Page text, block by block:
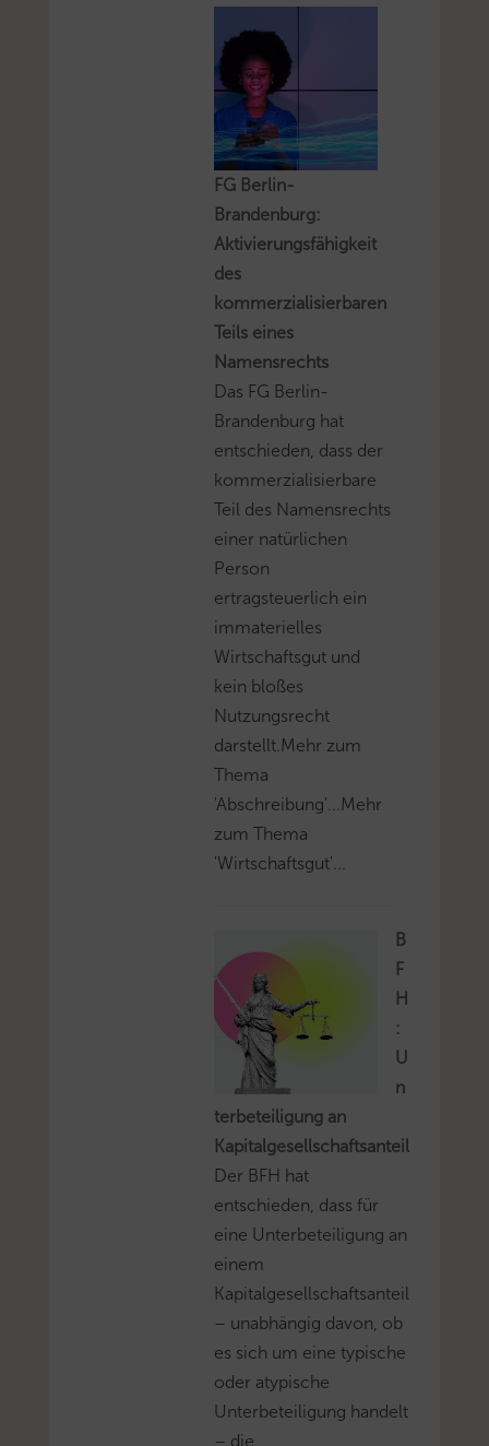
FG Berlin-
Brandenburg:
Aktivierungsfähigkeit
des
kommerzialisierbaren
Teils eines
Namensrechts
Das FG Berlin-
Brandenburg hat
entschieden, dass der
kommerzialisierbare
Teil des Namensrechts
einer natürlichen
Person
ertragsteuerlich ein
immaterielles
Wirtschaftsgut und
kein bloßes
Nutzungsrecht
darstellt.Mehr zum
Thema
'Abschreibung'...Mehr
zum Thema
'Wirtschaftsgut'...
B
F
H
:
U
n
terbeteiligung an
Kapitalgesellschaftsanteil
Der BFH hat
entschieden, dass für
eine Unterbeteiligung an
einem
Kapitalgesellschaftsanteil
– unabhängig davon, ob
es sich um eine typische
oder atypische
Unterbeteiligung handelt
– die